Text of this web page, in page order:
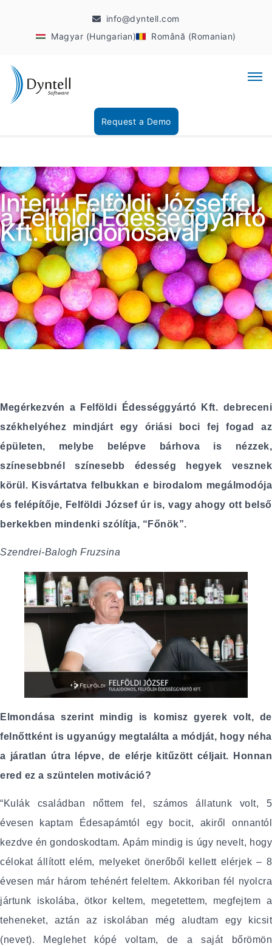
info@dyntell.com
Magyar (Hungarian)
Română (Romanian)
Request a Demo
Interjú Felföldi Józseffel,
a Felföldi Édességgyártó
Kft. tulajdonosával
Megérkezvén a Felföldi Édességgyártó Kft. debreceni
székhelyéhez mindjárt egy óriási boci fej fogad az
épületen, melybe belépve bárhova is nézzek,
színesebbnél színesebb édesség hegyek vesznek
körül. Kisvártatva felbukkan e birodalom megálmodója
és felépítője, Felföldi József úr is, vagy ahogy ott belső
berkekben mindenki szólítja, “Főnök”.
Szendrei-Balogh Fruzsina
Elmondása szerint mindig is komisz gyerek volt, de
felnőttként is ugyanúgy megtalálta a módját, hogy néha
a járatlan útra lépve, de elérje kitűzött céljait. Honnan
ered ez a szüntelen motiváció?
“Kulák családban nőttem fel, számos állatunk volt, 5
évesen kaptam Édesapámtól egy bocit, akiről onnantól
kezdve én gondoskodtam. Apám mindig is úgy nevelt, hogy
célokat állított elém, melyeket önerőből kellett elérjek – 8
évesen már három tehénért feleltem. Akkoriban fél nyolcra
jártunk iskolába, ötkor keltem, megetettem, megfejtem a
teheneket, aztán az iskolában még aludtam egy kicsit
(nevet). Meglehet kópé voltam, de a saját bőrömön